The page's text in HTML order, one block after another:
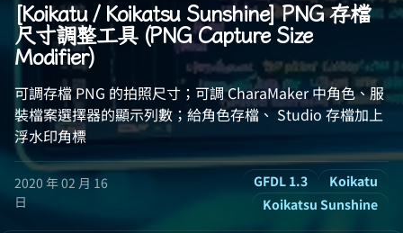
[Koikatu / Koikatsu Sunshine] PNG 存檔
尺寸調整工具 (PNG Capture Size
Modifier)
可調存檔 PNG 的拍照尺寸；可調 CharaMaker 中角色、服
裝檔案選擇器的顯示列數；給角色存檔、 Studio 存檔加上
浮水印角標
2020 年 02 月 16
日
GFDL 1.3
Koikatu
Koikatsu Sunshine